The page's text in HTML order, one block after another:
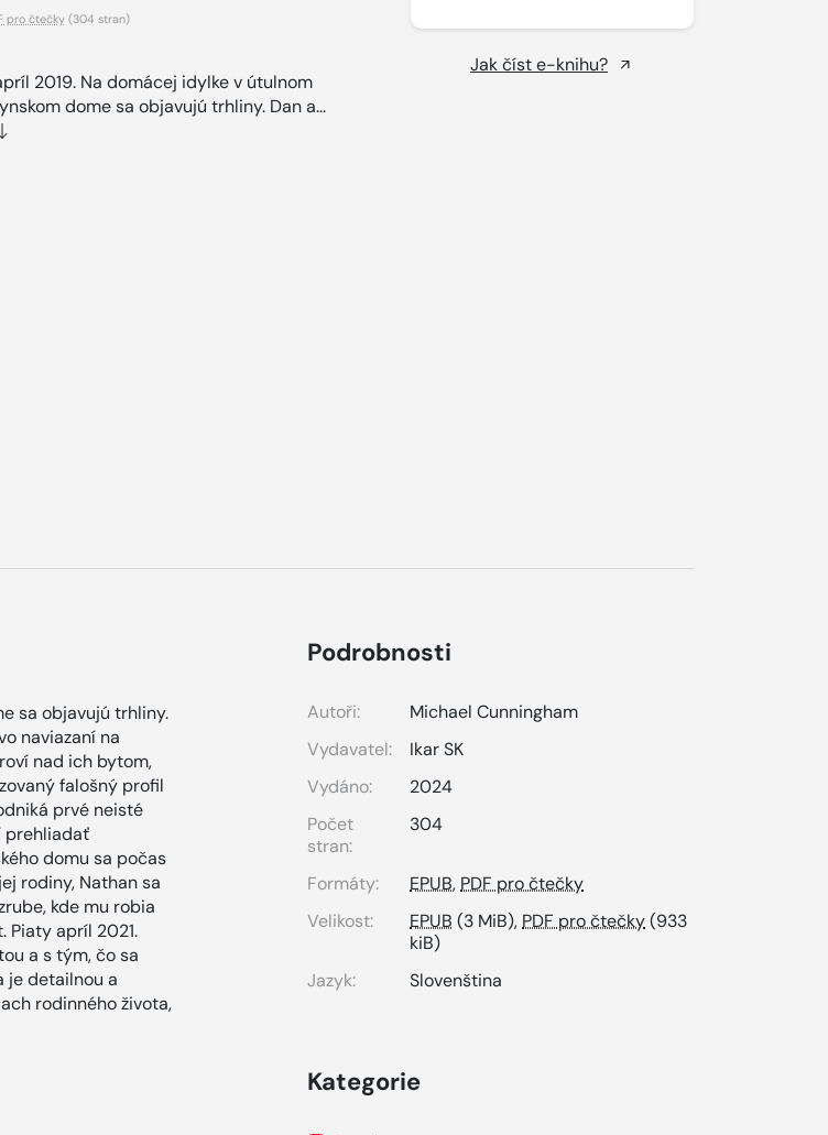
pro čtečky(304 stran)
2019. Na domácej idylke v útulnom
dome sa objavujú trhliny. Dan a...
Jak číst e-knihu?
sa objavujú trhliny.
naviazaní na
nad ich bytom,
falošný profil
prvé neisté
prehliadať
domu sa počas
rodiny, Nathan sa
kde mu robia
Piaty apríl 2021.
a s tým, čo sa
je detailnou a
rodinného života,
Podrobnosti
Autoři:
Michael Cunningham
Vydavatel:
Ikar SK
Vydáno:
2024
Počet
stran:
304
Formáty: EPUB,PDF pro čtečky
Velikost:
EPUB (3 MiB),PDF pro čtečky(933
kiB)
Jazyk:
Slovenština
Kategorie